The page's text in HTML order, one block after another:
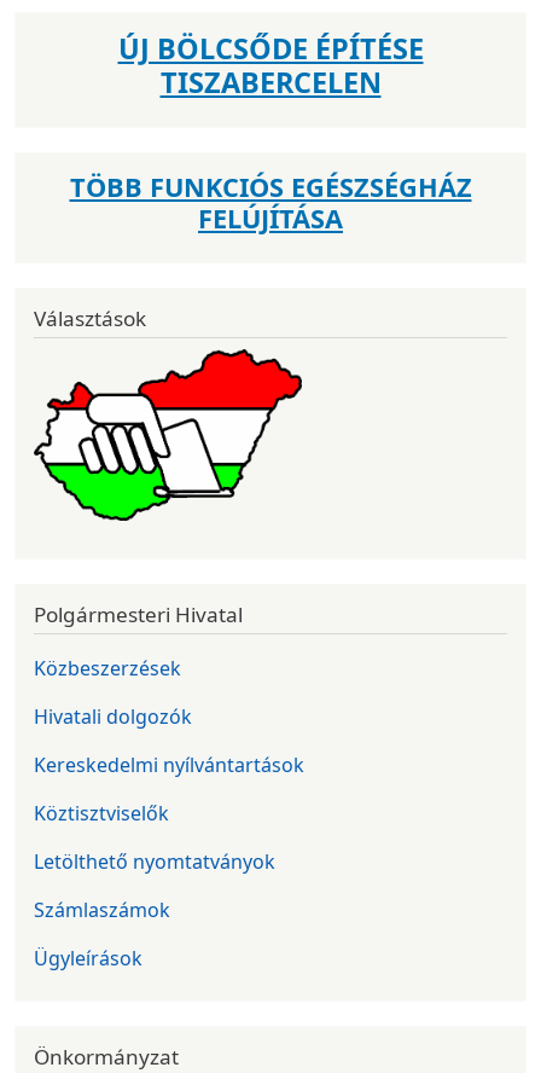
ÚJ BÖLCSŐDE ÉPÍTÉSE
TISZABERCELEN
TÖBB FUNKCIÓS EGÉSZSÉGHÁZ
FELÚJÍTÁSA
Választások
Polgármesteri Hivatal
Közbeszerzések
Hivatali dolgozók
Kereskedelmi nyílvántartások
Köztisztviselők
Letölthető nyomtatványok
Számlaszámok
Ügyleírások
Önkormányzat